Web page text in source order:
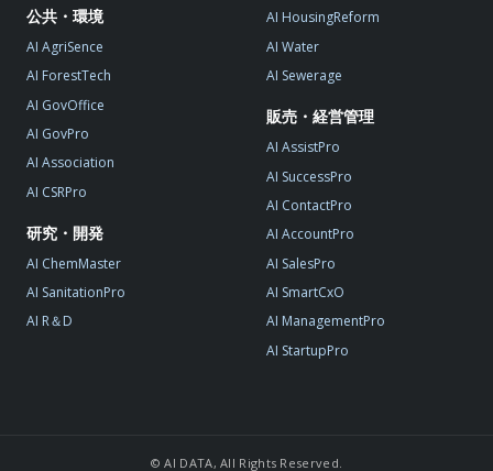
公共・環境
AI AgriSence
AI ForestTech
AI GovOffice
AI GovPro
AI Association
AI CSRPro
研究・開発
AI ChemMaster
AI SanitationPro
AI R＆D
AI HousingReform
AI Water
AI Sewerage
販売・経営管理
AI AssistPro
AI SuccessPro
AI ContactPro
AI AccountPro
AI SalesPro
AI SmartCxO
AI ManagementPro
AI StartupPro
© AI DATA, All Rights Reserved.